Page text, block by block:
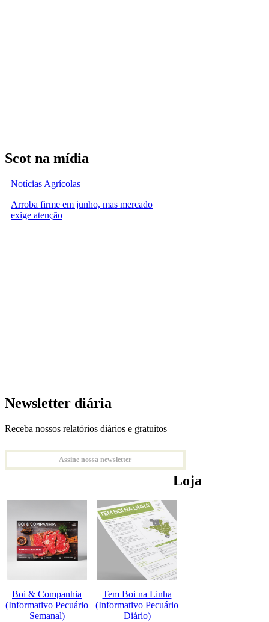
Scot na mídia
Notícias Agrícolas
Arroba firme em junho, mas mercado
exige atenção
Newsletter diária
Receba nossos relatórios diários e gratuitos
Assine nossa newsletter
Loja
Boi & Companhia
(Informativo Pecuário
Semanal)
Tem Boi na Linha
(Informativo Pecuário
Diário)